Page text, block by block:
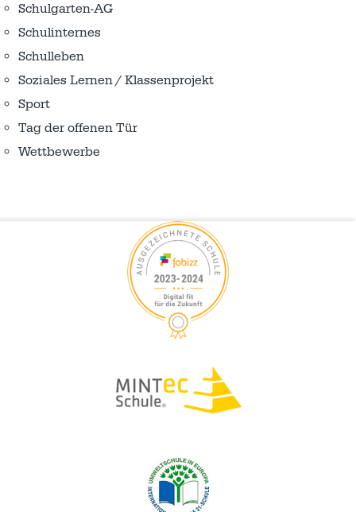
Schulgarten-AG
Schulinternes
Schulleben
Soziales Lernen / Klassenprojekt
Sport
Tag der offenen Tür
Wettbewerbe